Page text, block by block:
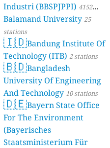
Industri (BBSPJPPI) 4152
stations
Balamand University25
stations
🇮🇩Bandung Institute Of
Technology (ITB) 2 stations
🇧🇩Bangladesh
University Of Engineering
And Technology 10 stations
🇩🇪Bayern State Office
For The Environment
(Bayerisches
Staatsministerium Für